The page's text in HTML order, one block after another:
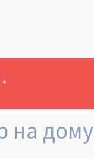
на дому